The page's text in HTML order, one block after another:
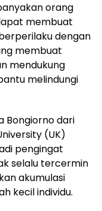
orang
membuat
dengan
membuat
mendukung
melindungi
Bongiorno dari
(UK)
pengingat
selalu tercermin
akumulasi
kecil individu.